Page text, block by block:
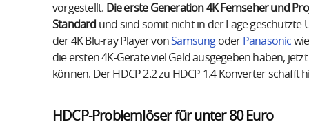
vorgestellt. Die erste Generation 4K Fernseher und
Standard und sind somit nicht in der Lage geschützte
der 4K Blu-ray Player vonSamsungoder Panasonic
die ersten 4K-Geräte viel Geld ausgegeben haben,
können. Der HDCP 2.2 zu HDCP 1.4 Konverter schafft
HDCP-Problemlöser für unter 80 Euro